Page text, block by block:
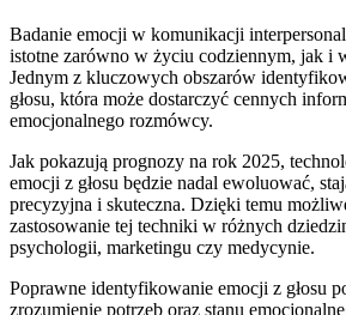
Badanie ⁢emocji⁢ w⁢ komunikacji
istotne zarówno w życiu codziennym, jak i
Jednym z kluczowych obszarów
głosu, która może dostarczyć cennych
emocjonalnego ‌rozmówcy.
Jak pokazują ⁣prognozy na rok 2025,
emocji z głosu będzie ⁤nadal ewoluować,
precyzyjna⁤ i skuteczna. Dzięki temu
zastosowanie tej techniki‍ w ‍różnych
psychologii, marketingu ‍czy medycynie.
Poprawne identyfikowanie emocji z głosu
zrozumienie potrzeb ⁢oraz stanu